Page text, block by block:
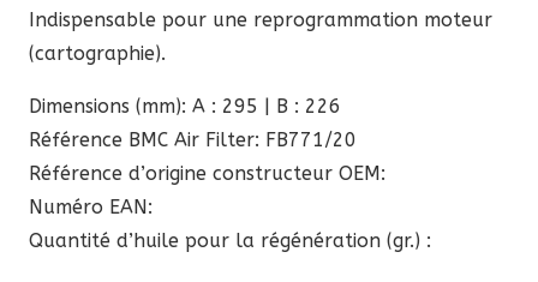
Indispensable pour une reprogrammation moteur
(cartographie).
Dimensions (mm): A : 295 | B : 226
Référence BMC Air Filter: FB771/20
Référence d’origine constructeur OEM:
Numéro EAN:
Quantité d’huile pour la régénération (gr.) :